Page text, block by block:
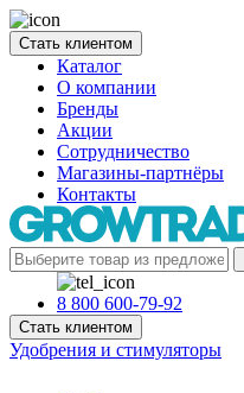
Стать клиентом
Каталог
О компании
Бренды
Акции
Сотрудничество
Магазины-партнёры
Контакты
8 800 600-79-92
Стать клиентом
Удобрения и стимуляторы